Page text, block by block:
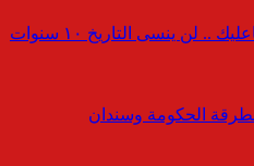
كلمة حق : د.شاكر أديت ماعليك .. لن ينسى التاريخ ١٠ سنوات
الحكومة وسندان